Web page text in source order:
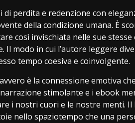
di perdita e redenzione con
della condizione umana. È
così invischiata nelle sue
Il modo in cui l’autore leggere
tempo coesiva e coinvolgente.
è la connessione emotiva
stimolante e i ebook
i nostri cuori e le nostre menti.
nello spaziotempo che una